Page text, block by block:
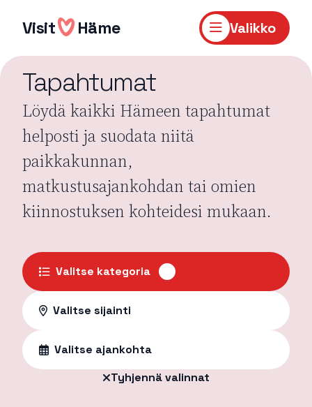
sisältöön
Visit Häme Valikko
Tapahtumat
Löydä kaikki Hämeen tapahtumat
helposti ja suodata niitä
paikkakunnan,
matkustusajankohdan tai omien
kiinnostuksen kohteidesi mukaan.
Valitse kategoria
Valitse sijainti
Valitse ajankohta
Tyhjennä valinnat